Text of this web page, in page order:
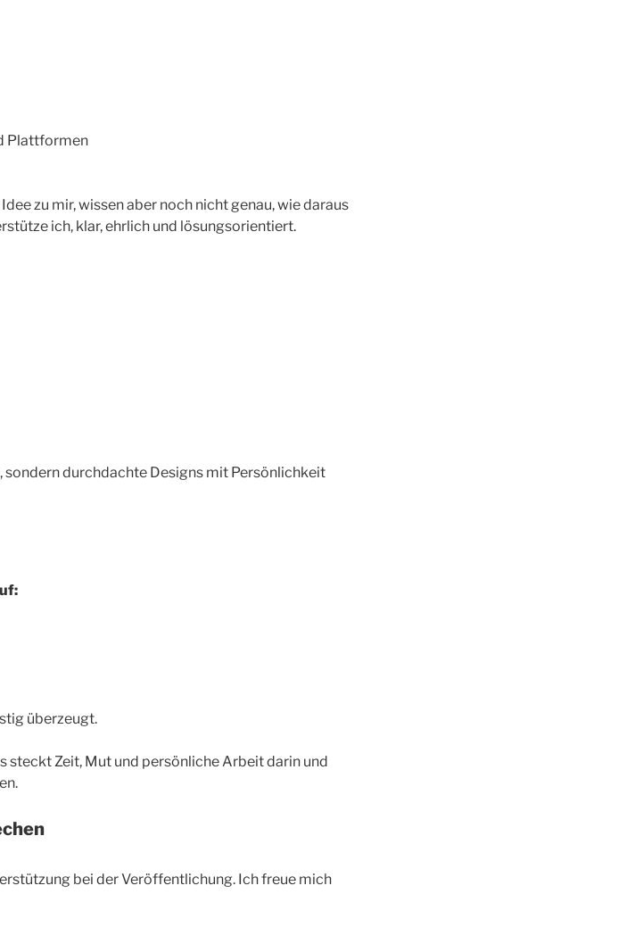
Plattformen
zu mir, wissen aber noch nicht genau, wie daraus
ich, klar, ehrlich und lösungsorientiert.
sondern durchdachte Designs mit Persönlichkeit
überzeugt.
steckt Zeit, Mut und persönliche Arbeit darin und
bei der Veröffentlichung. Ich freue mich